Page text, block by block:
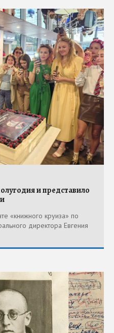
и представило
«книжного круиза» по
директора Евгения